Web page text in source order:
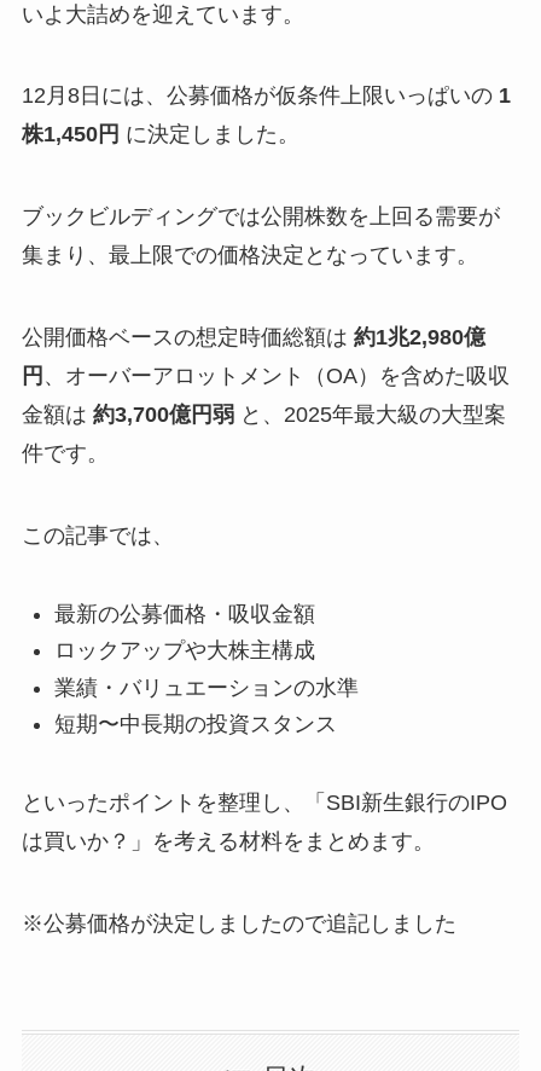
いよ大詰めを迎えています。
12月8日には、公募価格が仮条件上限いっぱいの 1
株1,450円 に決定しました。
ブックビルディングでは公開株数を上回る需要が
集まり、最上限での価格決定となっています。
公開価格ベースの想定時価総額は 約1兆2,980億
円 、オーバーアロットメント（OA）を含めた吸収
金額は 約3,700億円弱と、2025年最大級の大型案
件です。
この記事では、
最新の公募価格・吸収金額
ロックアップや大株主構成
業績・バリュエーションの水準
短期〜中長期の投資スタンス
といったポイントを整理し、「SBI新生銀行のIPO
は買いか？」を考える材料をまとめます。
※公募価格が決定しましたので追記しました